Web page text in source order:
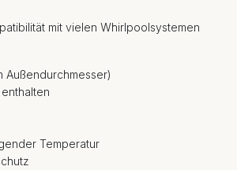
mit vielen Whirlpoolsystemen
Außendurchmesser)
Temperatur